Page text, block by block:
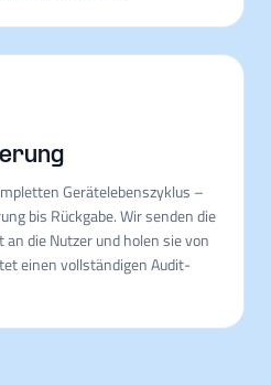
Gerätelebenszyklus –
bis Rückgabe. Wir senden die
die Nutzer und holen sie von
einen vollständigen Audit-